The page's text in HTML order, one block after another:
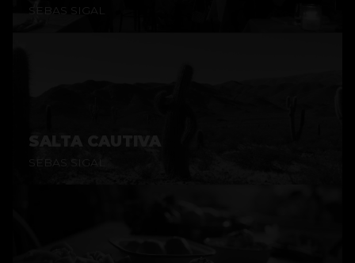
SEBAS SIGAL
SALTA CAUTIVA
SEBAS SIGAL